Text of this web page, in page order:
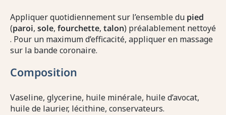
Appliquer quotidiennement sur l’ensemble du pied
(paroi, sole, fourchette, talon) préalablement nettoyé
. Pour un maximum d’efficacité, appliquer en massage
sur la bande coronaire.
Composition
Vaseline, glycerine, huile minérale, huile d’avocat,
huile de laurier, lécithine, conservateurs.